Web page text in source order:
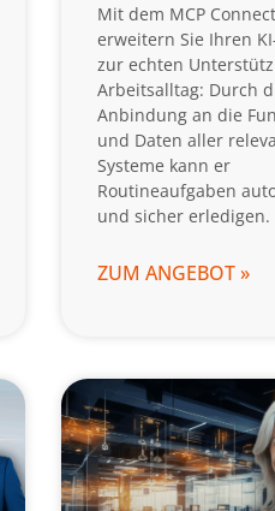
Mit dem MCP
erweitern Sie Ihren
zur echten
Arbeitsalltag: Durch
Anbindung an die
und Daten aller
Systeme kann er
Routineaufgaben
und sicher erledigen.
ZUM ANGEBOT »